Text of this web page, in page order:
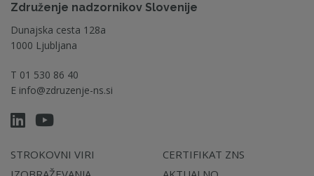
Združenje nadzornikov Slovenije
Dunajska cesta 128a
1000 Ljubljana
T 01 530 86 40
E info@zdruzenje-ns.si
STROKOVNI VIRI
CERTIFIKAT ZNS